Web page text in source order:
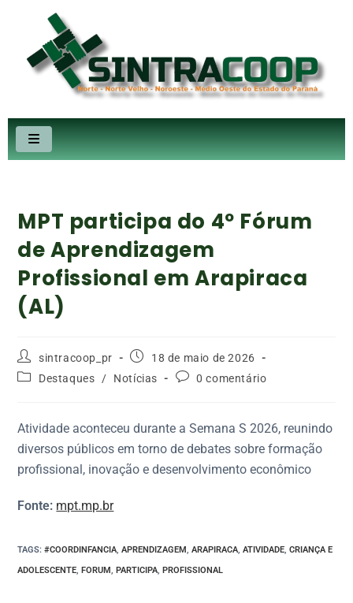
MPT participa do 4º Fórum
de Aprendizagem
Profissional em Arapiraca
(AL)
sintracoop_pr
18 de maio de 2026
Destaques / Notícias 0 comentário
Atividade aconteceu durante a Semana S 2026, reunindo
diversos públicos em torno de debates sobre formação
profissional, inovação e desenvolvimento econômico
Fonte: mpt.mp.br
TAGS:#COORDINFANCIA, APRENDIZAGEM, ARAPIRACA, ATIVIDADE, CRIANÇA E
ADOLESCENTE, FORUM, PARTICIPA, PROFISSIONAL